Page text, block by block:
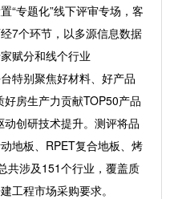
“专题化”线下评审专场，客
7个环节，以多源信息数据
赋分和线个行业
别聚焦好材料、好产品
房生产力贡献TOP50产品
创研技术提升。测评将品
地板、RPET复合地板、烤
共涉及151个行业，覆盖质
工程市场采购要求。